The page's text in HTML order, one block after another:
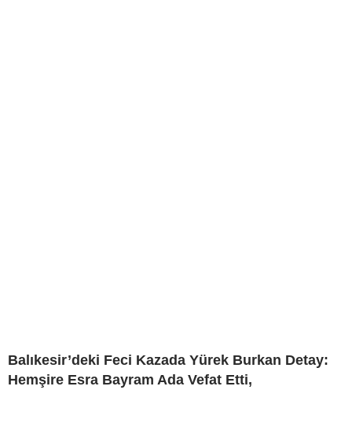
Balıkesir’deki Feci Kazada Yürek Burkan Detay:
Hemşire Esra Bayram Ada Vefat Etti,